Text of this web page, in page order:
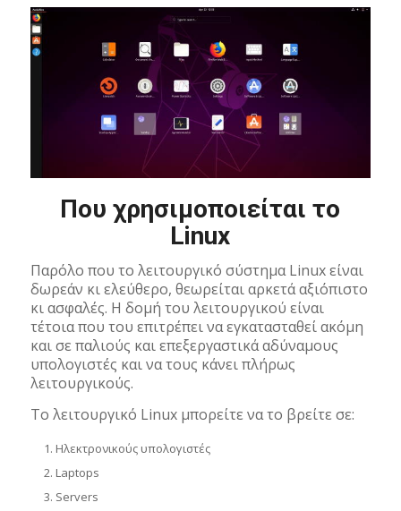
Που χρησιμοποιείται το
Linux
Παρόλο που το λειτουργικό σύστημα Linux είναι
δωρεάν κι ελεύθερο, θεωρείται αρκετά αξιόπιστο
κι ασφαλές. Η δομή του λειτουργικού είναι
τέτοια που του επιτρέπει να εγκατασταθεί ακόμη
και σε παλιούς και επεξεργαστικά αδύναμους
υπολογιστές και να τους κάνει πλήρως
λειτουργικούς.
Το λειτουργικό Linux μπορείτε να το βρείτε σε:
Ηλεκτρονικούς υπολογιστές
Laptops
Servers